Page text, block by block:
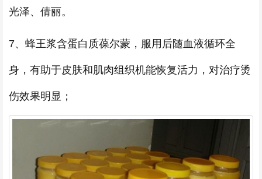
光泽、倩丽。
7、蜂王浆含蛋白质葆尔蒙，服用后随血液循环全
身，有助于皮肤和肌肉组织机能恢复活力，对治疗烫
伤效果明显；